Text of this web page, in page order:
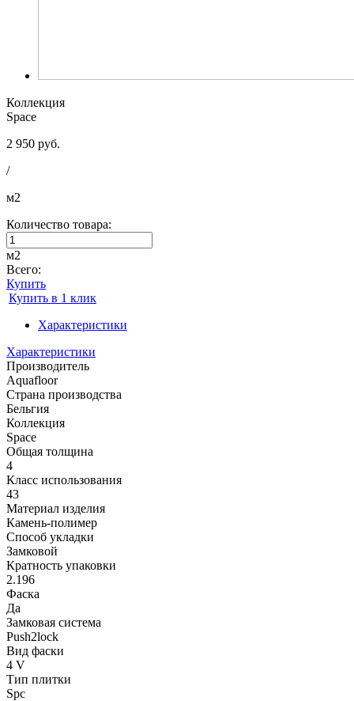
Коллекция
Space
2 950 руб.
/
м2
Количество товара:
м2
Всего:
Купить
Купить в 1 клик
Характеристики
Характеристики
Производитель
Aquafloor
Страна производства
Бельгия
Коллекция
Space
Общая толщина
4
Класс использования
43
Материал изделия
Камень-полимер
Способ укладки
Замковой
Кратность упаковки
2.196
Фаска
Да
Замковая система
Push2lock
Вид фаски
4 V
Тип плитки
Spc